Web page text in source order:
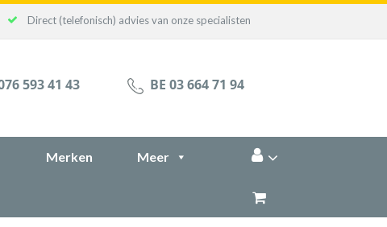
Direct (telefonisch) advies van onze specialisten
593 41 43 BE 03 664 71 94
Merken Meer